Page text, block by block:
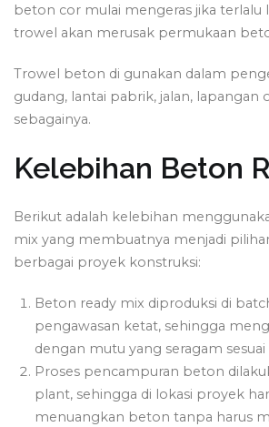
beton cor mulai mengeras jika terlalu
trowel akan merusak permukaan
Trowel beton di gunakan dalam
gudang, lantai pabrik, jalan, lapangan
sebagainya.
Kelebihan Beton
Berikut adalah kelebihan
mix yang membuatnya menjadi
berbagai proyek konstruksi:
Beton ready mix diproduksi di
pengawasan ketat, sehingga
dengan mutu yang seragam sesuai
Proses pencampuran beton
plant, sehingga di lokasi proyek
menuangkan beton tanpa harus